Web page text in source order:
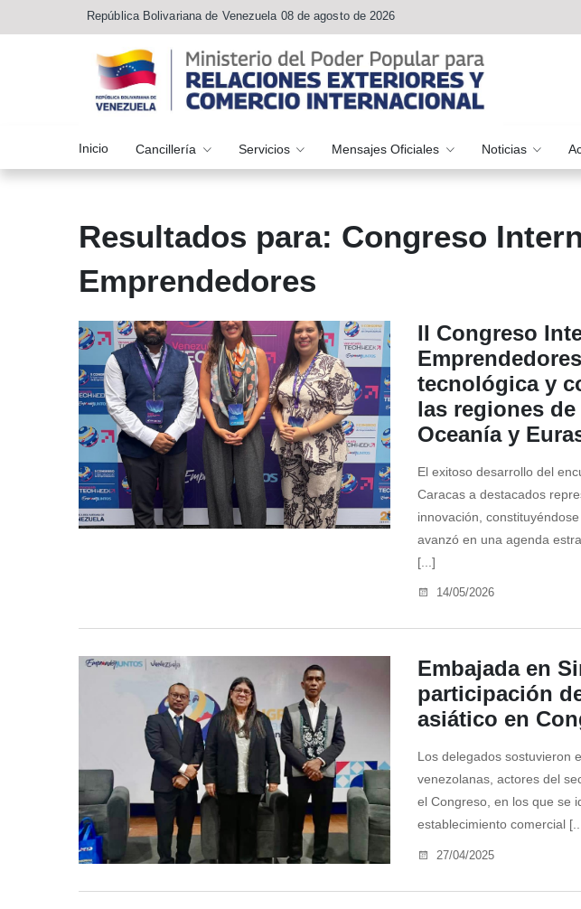
República Bolivariana de Venezuela 08 de agosto de 2026
Inicio Cancillería Servicios Mensajes Oficiales Noticias
Resultados para: Congreso
Emprendedores
II Congreso
tecnológica y
las regiones
Oceanía y
El exitoso desarrollo del
Caracas a destacados
innovación,
avanzó en una agenda
[...]
14/05/2026
Embajada en
participación
asiático en
Los delegados sostuvieron
venezolanas, actores del
el Congreso, en los que se
establecimiento comercial
27/04/2025